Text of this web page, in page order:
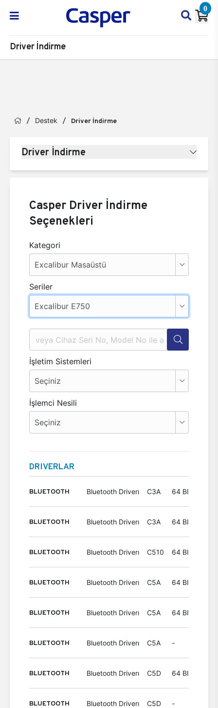
0
Driver İndirme
Destek Driver İndirme
Driver İndirme
Casper Driver İndirme
Seçenekleri
Kategori
Seriler
İşletim Sistemleri
İşlemci Nesili
DRIVERLAR
BLUETOOTH Bluetooth Driverı C3A 64 BIT
BLUETOOTH Bluetooth Driverı C3A 64 BIT
BLUETOOTH Bluetooth Driverı C510 64 BIT
BLUETOOTH Bluetooth Driverı C5A 64 BIT
BLUETOOTH Bluetooth Driverı C5A 64 BIT
BLUETOOTH Bluetooth Driverı C5A -
BLUETOOTH Bluetooth Driverı C5D 64 BIT
BLUETOOTH Bluetooth Driverı C5D -